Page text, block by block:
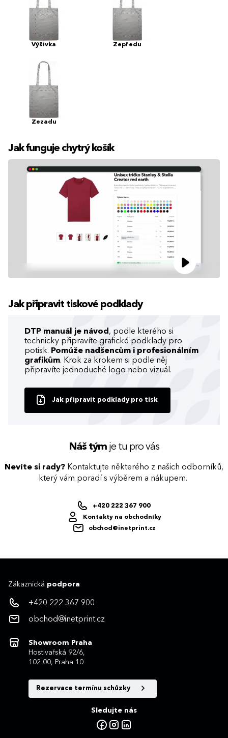
Výšivka Zepředu
Zezadu
Jak funguje chytrý košík
Jak připravit tiskové podklady
DTP manuál je návod , podle kterého si
technicky připravíte grafické podklady pro
potisk. Pomůže nadšencům i profesionálním
grafikům. Krok za krokem si podle něj
připravíte jednoduché logo nebo vizuál.
Jak připravit podklady pro tisk
Náš týmje tu pro vás
Nevíte si rady? Kontaktujte některého z našich odborníků,
který vám poradí s výběrem a nákupem.
+420 222 367 900
Kontakty na obchodníky
obchod@inetprint.cz
Zákaznická podpora
+420 222 367 900
obchod@inetprint.cz
Showroom Praha
Hostivařská 92/6,
102 00, Praha 10
Rezervace termínu schůzky
Sledujte nás